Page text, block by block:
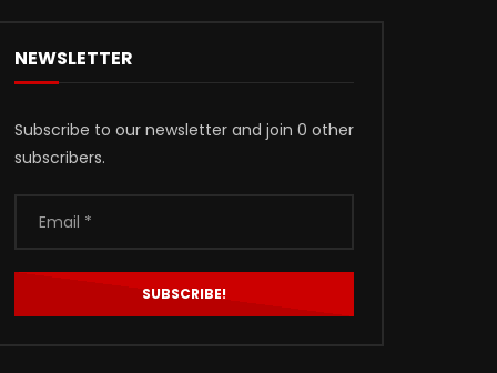
NEWSLETTER
Subscribe to our newsletter and join 0 other
subscribers.